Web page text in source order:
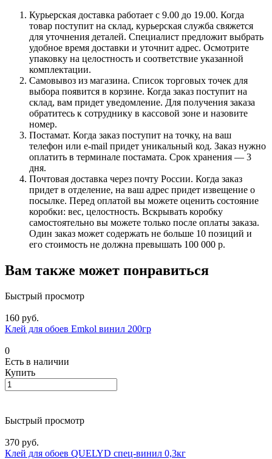
Курьерская доставка работает с 9.00 до 19.00. Когда
товар поступит на склад, курьерская служба свяжется
для уточнения деталей. Специалист предложит выбрать
удобное время доставки и уточнит адрес. Осмотрите
упаковку на целостность и соответствие указанной
комплектации.
Самовывоз из магазина. Список торговых точек для
выбора появится в корзине. Когда заказ поступит на
склад, вам придет уведомление. Для получения заказа
обратитесь к сотруднику в кассовой зоне и назовите
номер.
Постамат. Когда заказ поступит на точку, на ваш
телефон или e-mail придет уникальный код. Заказ нужно
оплатить в терминале постамата. Срок хранения — 3
дня.
Почтовая доставка через почту России. Когда заказ
придет в отделение, на ваш адрес придет извещение о
посылке. Перед оплатой вы можете оценить состояние
коробки: вес, целостность. Вскрывать коробку
самостоятельно вы можете только после оплаты заказа.
Один заказ может содержать не больше 10 позиций и
его стоимость не должна превышать 100 000 р.
Вам также может понравиться
Быстрый просмотр
160 руб.
Клей для обоев Emkol винил 200гр
0
Есть в наличии
Купить
Быстрый просмотр
370 руб.
Клей для обоев QUELYD спец-винил 0,3кг